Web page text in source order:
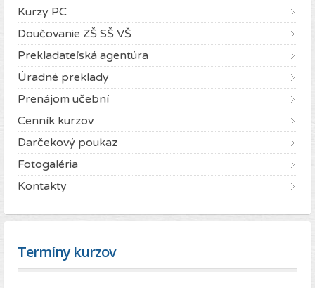
Kurzy PC
Doučovanie ZŠ SŠ VŠ
Prekladateľská agentúra
Úradné preklady
Prenájom učební
Cenník kurzov
Darčekový poukaz
Fotogaléria
Kontakty
Termíny kurzov